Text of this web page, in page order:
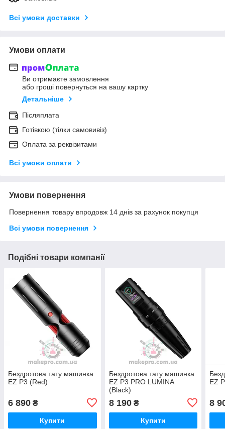
Всі умови доставки
Умови оплати
Ви отримаєте замовлення
або гроші повернуться на вашу картку
Детальніше
Післяплата
Готівкою (тілки самовивіз)
Оплата за реквізитами
Всі умови оплати
Умови повернення
Повернення товару впродовж 14 днів за рахунок покупця
Всі умови повернення
Подібні товари компанії
Бездротова тату машинка
EZ P3 (Red)
6 890 ₴
Купити
Бездротова тату машинка
EZ P3 PRO LUMINA
(Black)
8 190₴
Купити
EZ
8